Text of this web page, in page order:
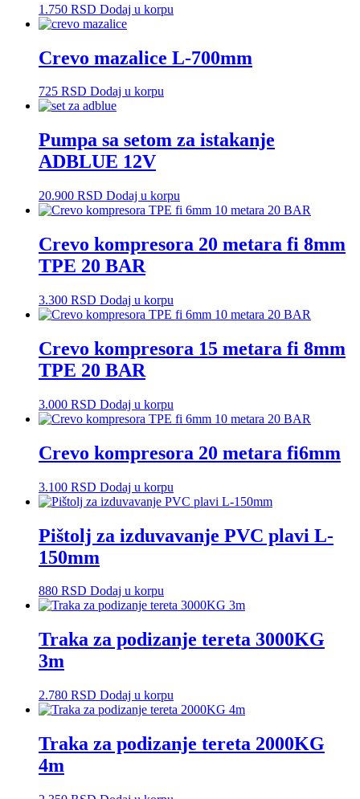
1.750 RSD Dodaj u korpu
Crevo mazalice L-700mm
725 RSD Dodaj u korpu
Pumpa sa setom za istakanje
ADBLUE 12V
20.900 RSD Dodaj u korpu
Crevo kompresora 20 metara fi 8mm
TPE 20 BAR
3.300 RSD Dodaj u korpu
Crevo kompresora 15 metara fi 8mm
TPE 20 BAR
3.000 RSD Dodaj u korpu
Crevo kompresora 20 metara fi6mm
3.100 RSD Dodaj u korpu
Pištolj za izduvavanje PVC plavi L-
150mm
880 RSD Dodaj u korpu
Traka za podizanje tereta 3000KG
3m
2.780 RSD Dodaj u korpu
Traka za podizanje tereta 2000KG
4m